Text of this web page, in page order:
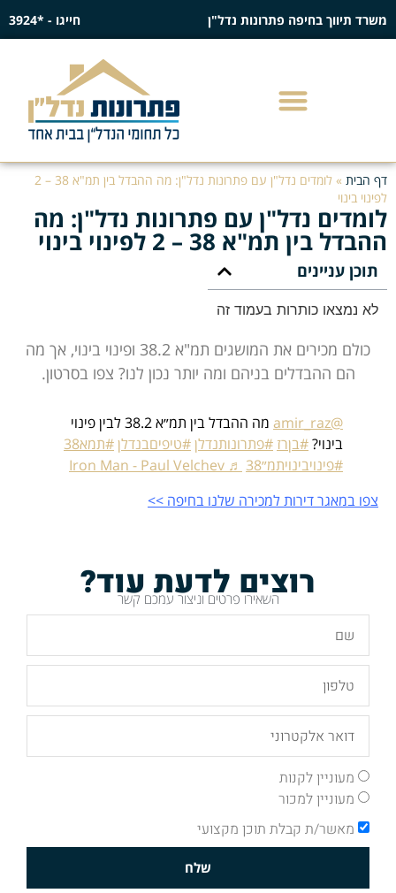
משרד תיווך בחיפה פתרונות נדל"ן חייגו - *3924
דף הבית »
לומדים נדל"ן עם פתרונות נדל"ן: מה ההבדל בין תמ"א 38 – 2
לפינוי בינוי
לומדים נדל"ן עם פתרונות נדל"ן: מה
ההבדל בין תמ"א 38 – 2 לפינוי בינוי
תוכן עניינים
לא נמצאו כותרות בעמוד זה
כולם מכירים את המושגים תמ"א 38.2 ופינוי בינוי, אך מה
הם ההבדלים בניהם ומה יותר נכון לנו? צפו בסרטון.
@amir_raz
מה ההבדל בין תמ״א 38.2 לבין פינוי
בינוי?#בןרז #פתרונותנדלן#טיפיםבנדלן#תמא38
#פינויבינויתמ״38
♬ Iron Man - Paul Velchev
צפו במאגר דירות למכירה שלנו בחיפה >>
רוצים לדעת עוד?
השאירו פרטים וניצור עמכם קשר
מעוניין לקנות
מעוניין למכור
מאשר/ת קבלת תוכן מקצועי
שלח